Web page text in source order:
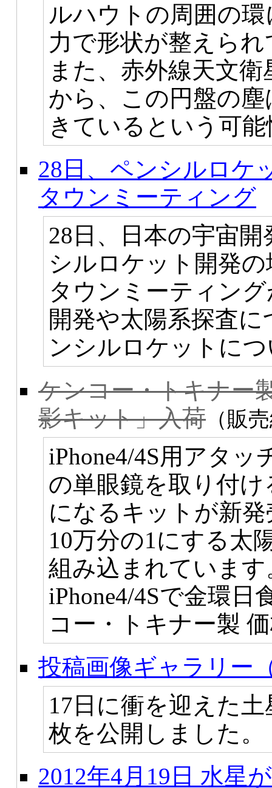
ルハウトの周囲の
力で形状が整えら
また、赤外線天文
から、この円盤の
きているという可
28日、ペンシルロケ
タウンミーティング
28日、日本の宇宙
シルロケット開発
タウンミーティン
開発や太陽系探査
ンシルロケットに
ケンコー・トキナー
影キット」入荷 （販
iPhone4/4S用アタ
の単眼鏡を取り付
になるキットが新
10万分の1にする太
組み込まれていま
iPhone4/4Sで金環
コー・トキナー製
投稿画像ギャラリー
17日に衝を迎えた
枚を公開しました。
2012年4月19日 水星